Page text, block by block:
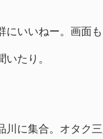
いいねー。画面も
たり。
に集合。オタク